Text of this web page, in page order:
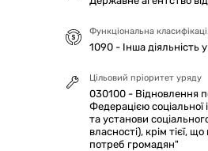
Функціональна
1090 - Інша діяльність
Цільовий пріоритет уряду
030100 - Відновлення
Федерацією
та установи
власності), крім тієї,
потреб громадян"